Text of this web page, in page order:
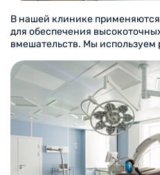
В нашей клинике
для обеспечения
вмешательств. Мы
инвазивностью и
установки и
сократить
осложнений. Цифровой
последнего поколения
диагностику.